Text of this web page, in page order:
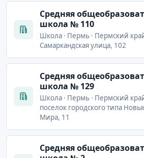
Cредняя
школа № 110
Школа · Пермь · Пермский
Самаркандская улица, 102
Cредняя
школа № 129
Школа · Пермь · Пермский
поселок городского типа
Мира, 11
Cредняя